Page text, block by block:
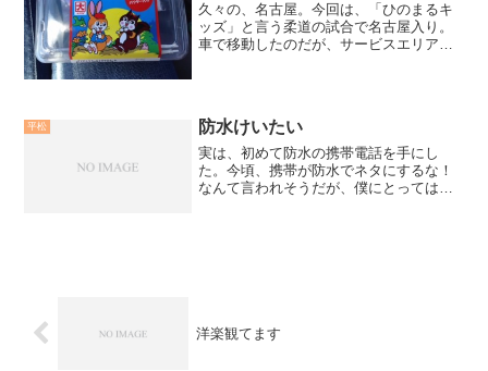
久々の、名古屋。今回は、「ひのまるキ
ッズ」と言う柔道の試合で名古屋入り。
車で移動したのだが、サービスエリアで
てみた。素直な意見。美味い...
平松 防水けいたい
実は、初めて防水の携帯電話を手にし
た。今頃、携帯が防水でネタにするな！
なんて言われそうだが、僕にとっては初
洋楽観てます